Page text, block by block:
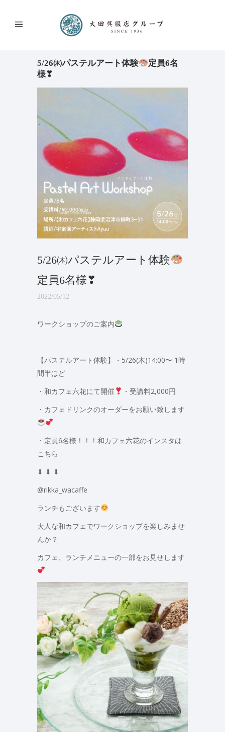
5/26㈭パステルアート体験
定員6名
様❣
5/26㈭パステルアート体験
定員6名様❣
2022/05/12
ワークショップのご案内
【パステルアート体験】・5/26(木)14:00〜 1時
間半ほど
・和カフェ六花にて開催
・受講料2,000円
・カフェドリンクのオーダーをお願い致します
・定員6名様！！！和カフェ六花のインスタは
こちら
⬇︎ ⬇︎ ⬇︎
@rikka_wacaffe
ランチもございます
大人な和カフェでワークショップを楽しみませ
んか？
カフェ、ランチメニューの一部をお見せします